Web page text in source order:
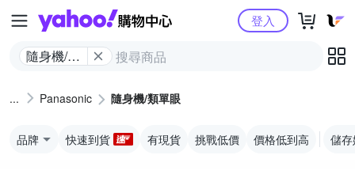
Yahoo購物中心
隨身機/類
登入
Panasonic 隨身機/類單眼
品牌 快速到貨 有現貨 挑戰低價 價格低到高 儲